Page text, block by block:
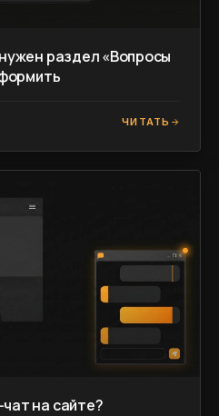
раздел «Вопросы
ЧИТАТЬ
на сайте?